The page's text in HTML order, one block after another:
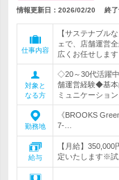
情報更新日：2026/02/20 終了
仕事内容
【サステナブル
ェで、店舗運営
広くお任せします
対象と
なる方
◇20～30代活躍
舗運営経験◆基
ミュニケーショ
勤務地
《BROOKS
7-…
給与
【月給】
定いたします※試